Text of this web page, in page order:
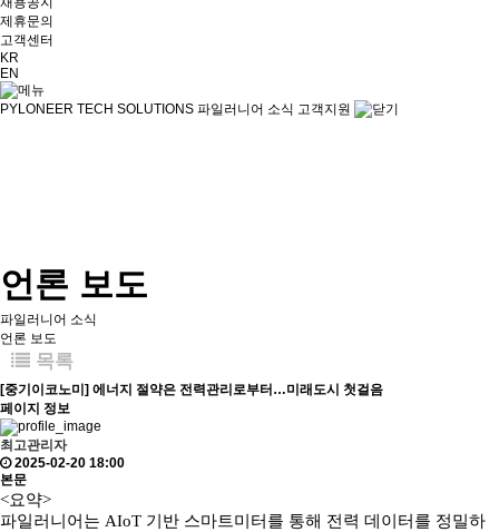
제휴문의
고객센터
KR
EN
PYLONEER TECH SOLUTIONS 파일러니어 소식 고객지원
언론 보도
파일러니어 소식
언론 보도
목록
[중기이코노미] 에너지 절약은 전력관리로부터…미래도시 첫걸음
페이지 정보
최고관리자
2025-02-20 18:00
본문
<요약>
파일러니어는 AIoT 기반 스마트미터를 통해 전력 데이터를 정밀하